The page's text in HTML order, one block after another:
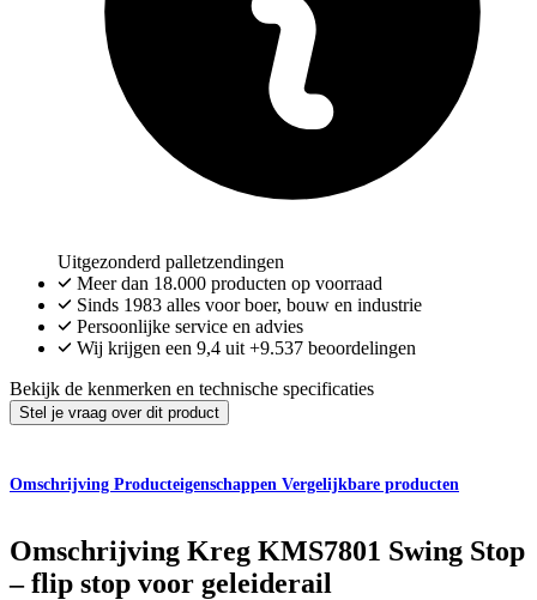
Uitgezonderd palletzendingen
Meer dan 18.000 producten op voorraad
Sinds 1983 alles voor boer, bouw en industrie
Persoonlijke service en advies
Wij krijgen een 9,4 uit +9.537 beoordelingen
Bekijk de kenmerken en technische specificaties
Stel je vraag over dit product
Omschrijving Producteigenschappen Vergelijkbare producten
Omschrijving Kreg KMS7801 Swing Stop
– flip stop voor geleiderail